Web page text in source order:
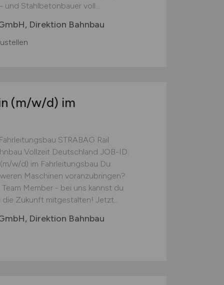
und Stahlbetonbauer voll...
Direktion Bahnbau
(m/w/d) im
STRABAG Rail
Vollzeit Deutschland JOB-ID:
w/d) im Fahrleitungsbau Du
Maschinen voranzubringen?
Member - bei uns kannst du
Zukunft mitgestalten! Jetzt...
Direktion Bahnbau